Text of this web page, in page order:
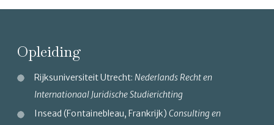
Opleiding
Rijksuniversiteit Utrecht: Nederlands Recht en
Internationaal Juridische Studierichting
Insead (Fontainebleau, Frankrijk) Consulting en